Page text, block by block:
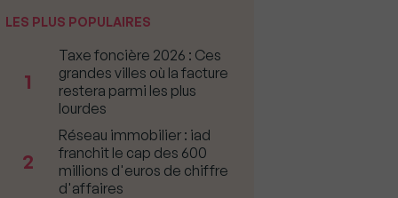
LES PLUS POPULAIRES
1
Taxe foncière 2026 : Ces
grandes villes où la facture
restera parmi les plus
lourdes
2
Réseau immobilier : iad
franchit le cap des 600
millions d'euros de chiffre
d'affaires